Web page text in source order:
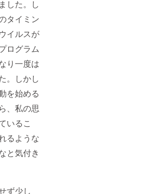
した。し
タイミン
イルスが
ログラム
り一度は
。しかし
を始める
、私の思
いるこ
るような
と気付き
ず少し